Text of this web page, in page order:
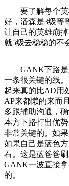
要了解每个英
好，潘森是3级等
让自己的英雄崩
就5级去稳稳的不
GANK下路是
一条很关键的线
起来真的比AD用
AP来都懒的来而
多跟辅助沟通，
本方下路打出优
非常关键的。如
如果自己是蓝色
右。这是蓝爸爸
GANK一波直接
的。